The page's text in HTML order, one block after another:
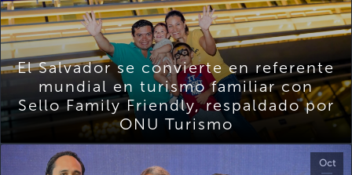
El Salvador se convierte en referente
mundial en turismo familiar con
Sello Family Friendly, respaldado por
ONU Turismo
Oct